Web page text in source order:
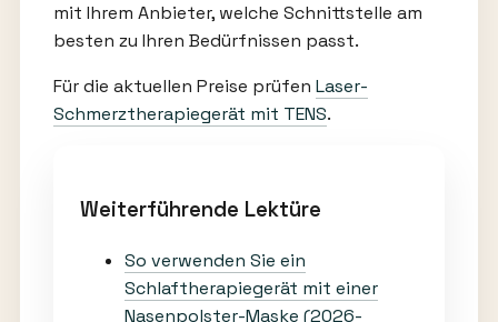
mit Ihrem Anbieter, welche Schnittstelle am
besten zu Ihren Bedürfnissen passt.
Für die aktuellen Preise prüfen Laser-
Schmerztherapiegerät mit TENS.
Weiterführende Lektüre
So verwenden Sie ein
Schlaftherapiegerät mit einer
Nasenpolster-Maske (2026-